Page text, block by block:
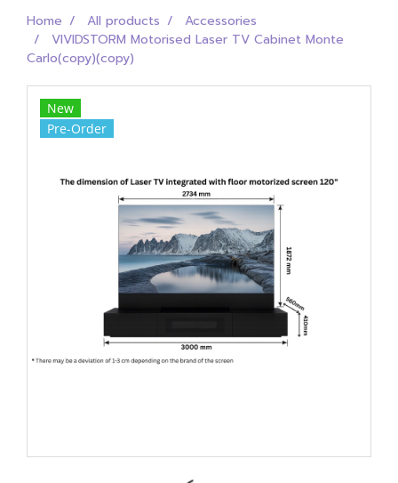
Home All products
Accessories
VIVIDSTORM Motorised Laser TV Cabinet Monte
Carlo(copy)(copy)
New
Pre-Order